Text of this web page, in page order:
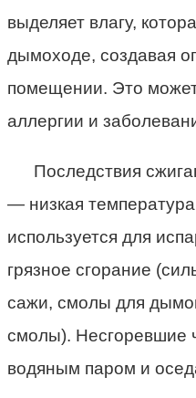
выделяет влагу,
дымоходе, создавая
помещении. Это
аллергии и
Последствия
— низкая
используется для
грязное сгорание
сажи, смолы для
смолы). Несгоревшие
водяным паром и